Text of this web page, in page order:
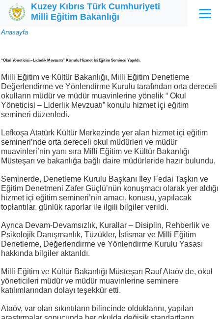
Ana içeriğe atla
Kuzey Kıbrıs Türk Cumhuriyeti
Milli Eğitim Bakanlığı
Menü
Sayfa
Anasayfa
“Okul Yöneticisi – Liderlik Mevzuatı” Konulu Hizmet İçi Eğitim Semineri Yapıldı.
Milli Eğitim ve Kültür Bakanlığı, Milli Eğitim Denetleme
Değerlendirme ve Yönlendirme Kurulu tarafından orta dereceli
okulların müdür ve müdür muavinlerine yönelik “ Okul
Yöneticisi – Liderlik Mevzuatı” konulu hizmet içi eğitim
semineri düzenledi.
Lefkoşa Atatürk Kültür Merkezinde yer alan hizmet içi eğitim
semineri’nde orta dereceli okul müdürleri ve müdür
muavinleri’nin yanı sıra Milli Eğitim ve Kültür Bakanlığı
Müsteşarı ve bakanlığa bağlı daire müdürleride hazır bulundu.
Seminerde, Denetleme Kurulu Başkanı İley Fedai Taşkın ve
Eğitim Denetmeni Zafer Güçlü’nün konuşmacı olarak yer aldığı
hizmet içi eğitim semineri’nin amacı, konusu, yapılacak
toplantılar, günlük raporlar ile ilgili bilgiler verildi.
Ayrıca Devam-Devamsızlık, Kurallar – Disiplin, Rehberlik ve
Psikolojik Danışmanlık, Tüzükler, İstismar ve Milli Eğitim
Denetleme, Değerlendirme ve Yönlendirme Kurulu Yasası
hakkında bilgiler aktarıldı.
Milli Eğitim ve Kültür Bakanlığı Müsteşarı Rauf Ataöv de, okul
yöneticileri müdür ve müdür muavinlerine seminere
katılımlarından dolayı teşekkür etti.
Ataöv, var olan sıkıntıların bilincinde olduklarını, yapılan